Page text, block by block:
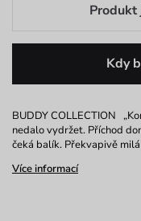
Produkt
Kdy
BUDDY COLLECTION
nedalo vydržet. Příchod
čeká balík. Překvapivě
Více informací